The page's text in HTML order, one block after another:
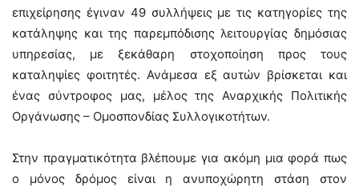
επιχείρησης έγιναν 49 συλλήψεις με τις κατηγορίες της
κατάληψης και της παρεμπόδισης λειτουργίας δημόσιας
υπηρεσίας, με ξεκάθαρη στοχοποίηση προς τους
καταληψίες φοιτητές. Ανάμεσα εξ αυτών βρίσκεται και
ένας σύντροφος μας, μέλος της Αναρχικής Πολιτικής
Οργάνωσης – Ομοσπονδίας Συλλογικοτήτων.
Στην πραγματικότητα βλέπουμε για ακόμη μια φορά πως
ο μόνος δρόμος είναι η ανυποχώρητη στάση στον